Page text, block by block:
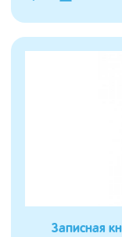
Записная